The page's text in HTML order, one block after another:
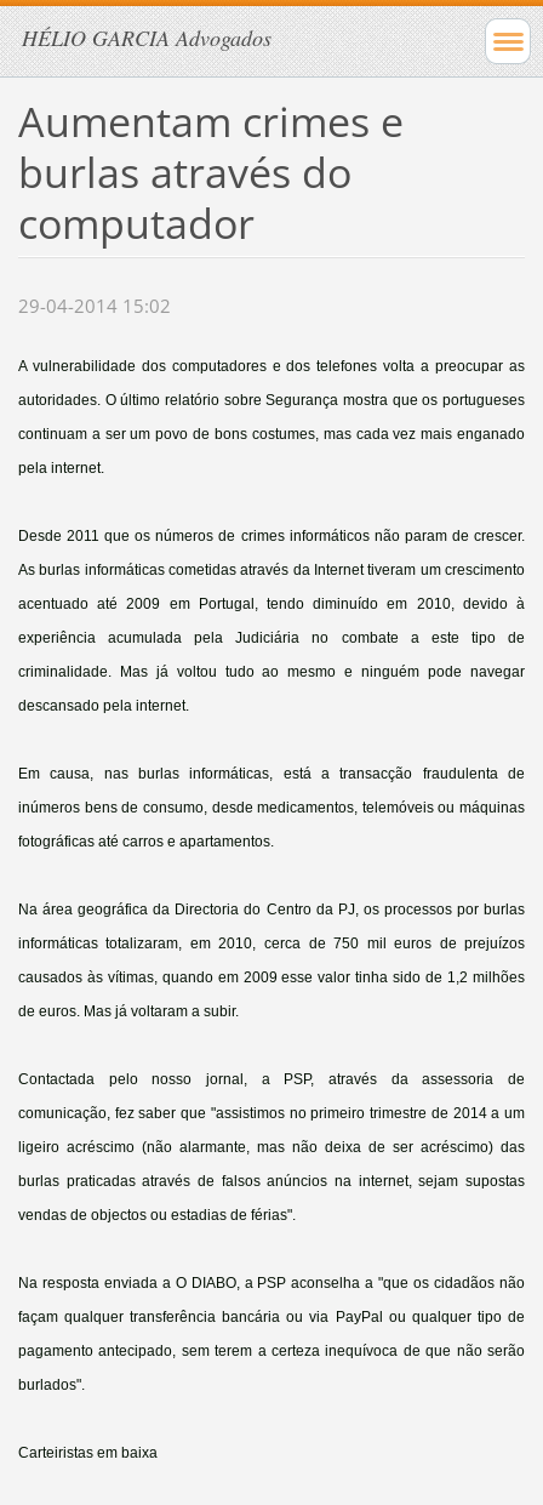
HÉLIO GARCIA Advogados
Aumentam crimes e
burlas através do
computador
29-04-2014 15:02
A vulnerabilidade dos computadores e dos telefones volta a preocupar as
autoridades. O último relatório sobre Segurança mostra que os portugueses
continuam a ser um povo de bons costumes, mas cada vez mais enganado
pela internet.
Desde 2011 que os números de crimes informáticos não param de crescer.
As burlas informáticas cometidas através da Internet tiveram um crescimento
acentuado até 2009 em Portugal, tendo diminuído em 2010, devido à
experiência acumulada pela Judiciária no combate a este tipo de
criminalidade. Mas já voltou tudo ao mesmo e ninguém pode navegar
descansado pela internet.
Em causa, nas burlas informáticas, está a transacção fraudulenta de
inúmeros bens de consumo, desde medicamentos, telemóveis ou máquinas
fotográficas até carros e apartamentos.
Na área geográfica da Directoria do Centro da PJ, os processos por burlas
informáticas totalizaram, em 2010, cerca de 750 mil euros de prejuízos
causados às vítimas, quando em 2009 esse valor tinha sido de 1,2 milhões
de euros. Mas já voltaram a subir.
Contactada pelo nosso jornal, a PSP, através da assessoria de
comunicação, fez saber que "assistimos no primeiro trimestre de 2014 a um
ligeiro acréscimo (não alarmante, mas não deixa de ser acréscimo) das
burlas praticadas através de falsos anúncios na internet, sejam supostas
vendas de objectos ou estadias de férias".
Na resposta enviada a O DIABO, a PSP aconselha a "que os cidadãos não
façam qualquer transferência bancária ou via PayPal ou qualquer tipo de
pagamento antecipado, sem terem a certeza inequívoca de que não serão
burlados".
Carteiristas em baixa